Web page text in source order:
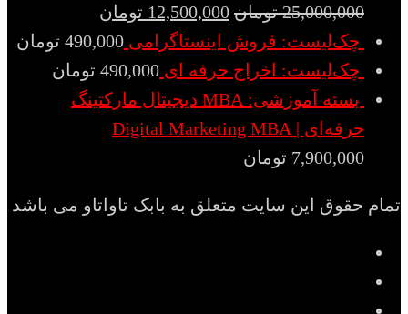
25,000,000 تومان 12,500,000 تومان
چک‌لیست: فروش اینستاگرامی 490,000 تومان
چک‌لیست: اخراج حرفه ای 490,000 تومان
بسته آموزشی: MBA دیجیتال مارکتینگ
حرفه‌ای | Digital Marketing MBA
7,900,000 تومان
تمام حقوق این سایت متعلق به بابک تاواتاو می باشد